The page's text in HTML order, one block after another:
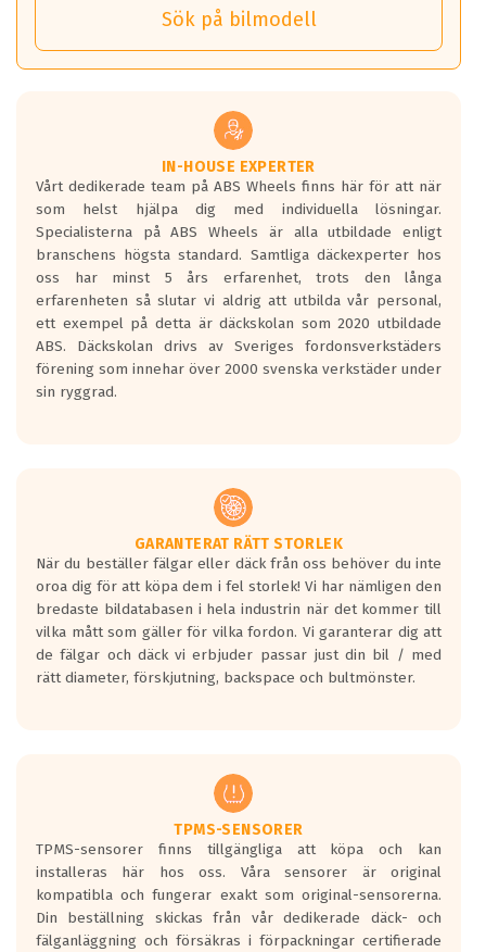
*PCD står för pitch circle diameter / Bultmönster.
Genom att du anger ditt registreringsnummer kan vi matcha
och garantera att tillbehören passar till 100%
vid åtdragning av hjulbultarna.
TPMS gör det enkelt att ha koll på att dina däck håller rätt
tryck. Skulle du tappa tryck i något däck varnar TPMS dig
om detta.
helt kort att du som förare alltid ska ha koll på lufttrycket i
Samtliga ABS Wheels fälgar är kompatibla med TPMS
sensorer.
Sök på bilmodell
IN-HOUSE EXPERTER
Vårt dedikerade team på ABS Wheels finns här för att när
som helst hjälpa dig med individuella lösningar.
Specialisterna på ABS Wheels är alla utbildade enligt
branschens högsta standard. Samtliga däckexperter hos
oss har minst 5 års erfarenhet, trots den långa
erfarenheten så slutar vi aldrig att utbilda vår personal,
ett exempel på detta är däckskolan som 2020 utbildade
ABS. Däckskolan drivs av Sveriges fordonsverkstäders
förening som innehar över 2000 svenska verkstäder under
sin ryggrad.
GARANTERAT RÄTT STORLEK
När du beställer fälgar eller däck från oss behöver du inte
oroa dig för att köpa dem i fel storlek! Vi har nämligen den
bredaste bildatabasen i hela industrin när det kommer till
vilka mått som gäller för vilka fordon. Vi garanterar dig att
de fälgar och däck vi erbjuder passar just din bil / med
rätt diameter, förskjutning, backspace och bultmönster.
TPMS-SENSORER
TPMS-sensorer finns tillgängliga att köpa och kan
installeras här hos oss. Våra sensorer är original
kompatibla och fungerar exakt som original-sensorerna.
Din beställning skickas från vår dedikerade däck- och
fälganläggning och försäkras i förpackningar certifierade